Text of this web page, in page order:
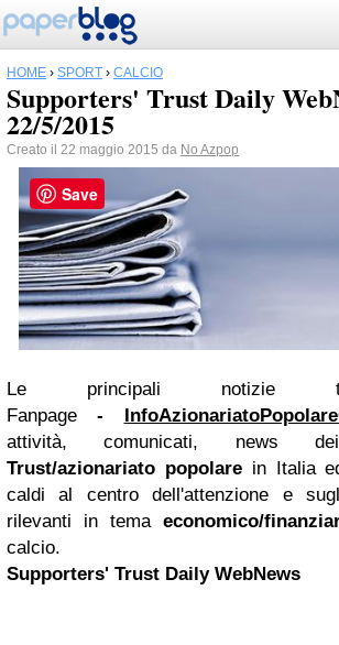
HOME › SPORT › CALCIO
Supporters' Trust Daily
22/5/2015
Creato il 22 maggio 2015 da No Azpop
Le principali notizie
Fanpage-
attività, comunicati, news
Trust/azionariato popolarein Italia
caldi al centro dell'attenzione e
rilevanti in tema economico/
calcio.
Supporters' Trust Daily WebNews
Save